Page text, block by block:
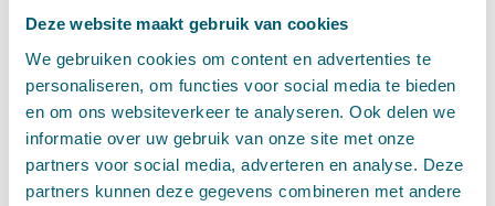
Deze website maakt gebruik van cookies
We gebruiken cookies om content en advertenties te
personaliseren, om functies voor social media te bieden
en om ons websiteverkeer te analyseren. Ook delen we
informatie over uw gebruik van onze site met onze
partners voor social media, adverteren en analyse. Deze
partners kunnen deze gegevens combineren met andere
Juridisch innovatiecertificaat
Smart Cities
Smart Contracts